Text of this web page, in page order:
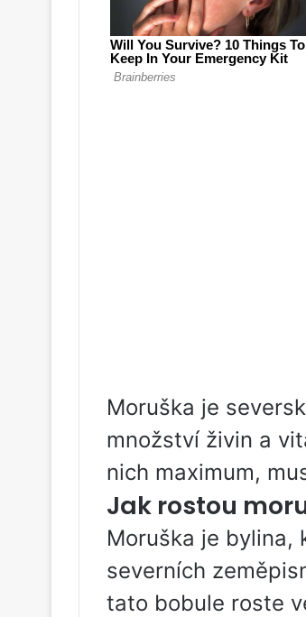
Moruška je
množství živin a
nich maximum,
Jak rostou
Moruška je bylina,
severních
tato bobule roste